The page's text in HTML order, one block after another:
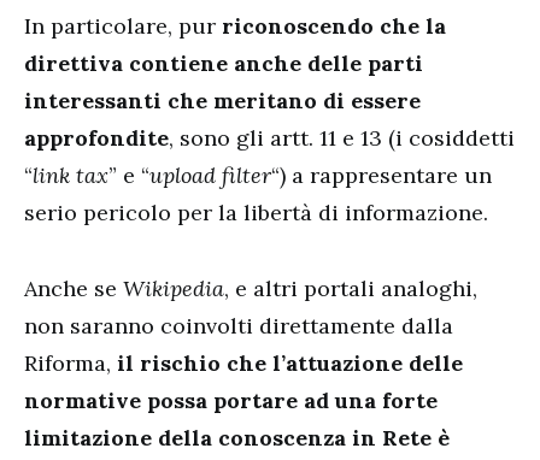
In particolare, pur riconoscendo che la
direttiva contiene anche delle parti
interessanti che meritano di essere
approfondite, sono gli artt. 11 e 13 (i cosiddetti
“link tax” e “upload filter“) a rappresentare un
serio pericolo per la libertà di informazione.
Anche se Wikipedia, e altri portali analoghi,
non saranno coinvolti direttamente dalla
Riforma, il rischio che l’attuazione delle
normative possa portare ad una forte
limitazione della conoscenza in Rete è